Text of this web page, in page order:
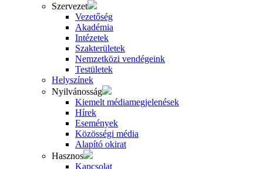
Szervezet
Vezetőség
Akadémia
Intézetek
Szakterületek
Nemzetközi vendégeink
Testületek
Helyszínek
Nyilvánosság
Kiemelt médiamegjelenések
Hírek
Események
Közösségi média
Alapító okirat
Hasznos
Kapcsolat